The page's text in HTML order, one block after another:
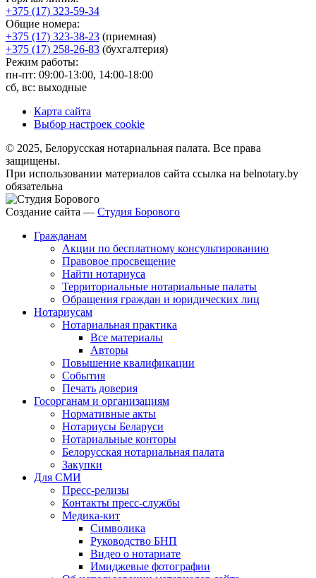
+375 (17) 323-59-34
Общие номера:
+375 (17) 323-38-23 (приемная)
+375 (17) 258-26-83 (бухгалтерия)
Режим работы:
пн-пт: 09:00-13:00, 14:00-18:00
сб, вс: выходные
Карта сайта
Выбор настроек cookie
© 2025, Белорусская нотариальная палата. Все права
защищены.
При использовании материалов сайта ссылка на belnotary.by
обязательна
Создание сайта — Студия Борового
Гражданам
Акции по бесплатному консультированию
Правовое просвещение
Найти нотариуса
Территориальные нотариальные палаты
Обращения граждан и юридических лиц
Нотариусам
Нотариальная практика
Все материалы
Авторы
Повышение квалификации
События
Печать доверия
Госорганам и организациям
Нормативные акты
Нотариусы Беларуси
Нотариальные конторы
Белорусская нотариальная палата
Закупки
Для СМИ
Пресс-релизы
Контакты пресс-службы
Медика-кит
Символика
Руководство БНП
Видео о нотариате
Имиджевые фотографии